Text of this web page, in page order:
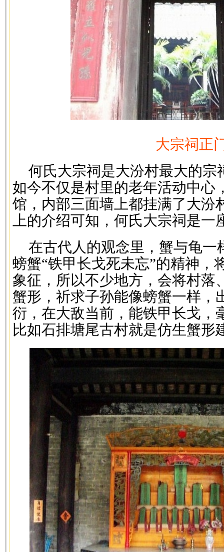
大宗祠正
何氏大宗祠是大汾村最大的宗
如今不仅是村里的老年活动中心
馆，内部三面墙上都挂满了大汾
上的介绍可知，何氏大宗祠是
在古代人的观念里，蟹与龟一
螃蟹“铁甲长戈死未忘”的精神，
象征，所以不少地方，会将村落
蟹形，祈求子孙能像螃蟹一样，
衍，在大敌当前，能铁甲长戈，
比如石排塘尾古村就是仿生蟹形